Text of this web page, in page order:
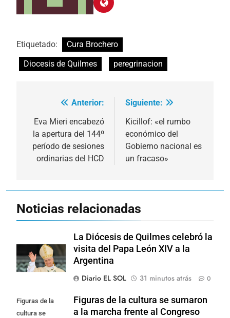
Etiquetado:
Cura Brochero
Diocesis de Quilmes
peregrinacion
Navegación
de
entradas
Anterior:
Eva Mieri encabezó
la apertura del 144º
período de sesiones
ordinarias del HCD
Siguiente:
Kicillof: «el rumbo
económico del
Gobierno nacional es
un fracaso»
Noticias relacionadas
La Diócesis de Quilmes celebró la
visita del Papa León XIV a la
Argentina
Diario EL SOL
31 minutos atrás 0
Figuras de la
cultura se
Figuras de la cultura se sumaron
a la marcha frente al Congreso